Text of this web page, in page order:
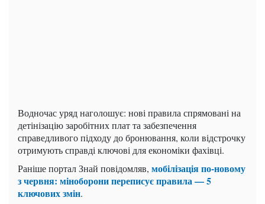
Водночас уряд наголошує: нові правила спрямовані на
детінізацію заробітних плат та забезпечення
справедливого підходу до бронювання, коли відстрочку
отримують справді ключові для економіки фахівці.
Раніше портал Знай повідомляв, мобілізація по-новому
з червня: міноборони переписує правила — 5
ключових змін.